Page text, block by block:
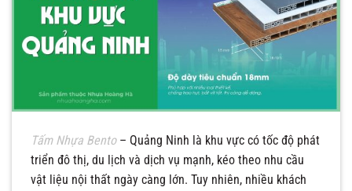
Tấm Nhựa Bento– Quảng Ninh là khu vực có tốc độ phát
triển đô thị, du lịch và dịch vụ mạnh, kéo theo nhu cầu
vật liệu nội thất ngày càng lớn. Tuy nhiên, nhiều khách